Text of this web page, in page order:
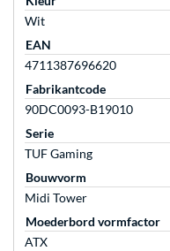
Wit
EAN
4711387696620
Fabrikantcode
90DC0093-B19010
Serie
TUF Gaming
Bouwvorm
Midi Tower
Moederbord vormfactor
ATX